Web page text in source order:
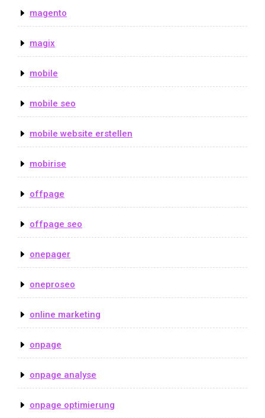
magento
magix
mobile
mobile seo
mobile website erstellen
mobirise
offpage
offpage seo
onepager
oneproseo
online marketing
onpage
onpage analyse
onpage optimierung